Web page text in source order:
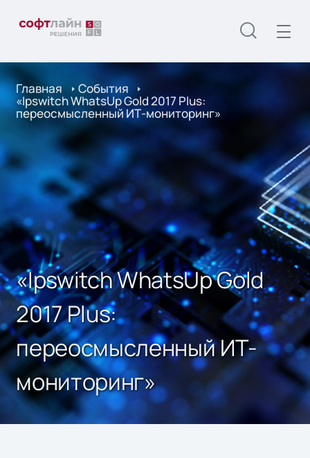
Главная События
«Ipswitch WhatsUp Gold 2017 Plus:
переосмысленный ИТ-мониторинг»
«Ipswitch WhatsUp Gold
2017 Plus:
переосмысленный ИТ-
мониторинг»